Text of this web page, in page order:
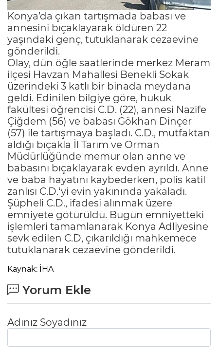
Konya’da çıkan tartışmada babası ve
annesini bıçaklayarak öldüren 22
yaşındaki genç, tutuklanarak cezaevine
gönderildi.
Olay, dün öğle saatlerinde merkez Meram
ilçesi Havzan Mahallesi Benekli Sokak
üzerindeki 3 katlı bir binada meydana
geldi. Edinilen bilgiye göre, hukuk
fakültesi öğrencisi C.D. (22), annesi Nazife
Çiğdem (56) ve babası Gökhan Dinçer
(57) ile tartışmaya başladı. C.D., mutfaktan
aldığı bıçakla İl Tarım ve Orman
Müdürlüğünde memur olan anne ve
babasını bıçaklayarak evden ayrıldı. Anne
ve baba hayatını kaybederken, polis katil
zanlısı C.D.‘yi evin yakınında yakaladı.
Şüpheli C.D., ifadesi alınmak üzere
emniyete götürüldü. Bugün emniyetteki
işlemleri tamamlanarak Konya Adliyesine
sevk edilen C.D, çıkarıldığı mahkemece
tutuklanarak cezaevine gönderildi.
Kaynak: İHA
Yorum Ekle
Adınız Soyadınız